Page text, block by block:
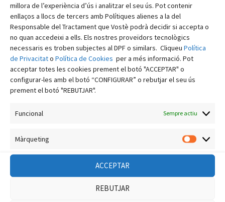
millora de l’experiència d’ús i analitzar el seu ús. Pot contenir
enllaços a llocs de tercers amb Polítiques alienes a la del
Responsable del Tractament que Vostè podrà decidir si accepta o
no quan accedeixi a ells. Els nostres proveïdors tecnològics
necessaris es troben subjectes al DPF o similars. Cliqueu Política
de Privacitato Política de Cookies per a més informació. Pot
acceptar totes les cookies prement el botó "ACCEPTAR" o
configurar-les amb el botó “CONFIGURAR” o rebutjar el seu ús
prement el botó "REBUTJAR".
Funcional Sempre actiu
Màrqueting
ACCEPTAR
REBUTJAR
juliol 2023
juny 2023
maig 2023
abril 2023
març 2023
febrer 2023
gener 2023
novembre 2022
setembre 2022